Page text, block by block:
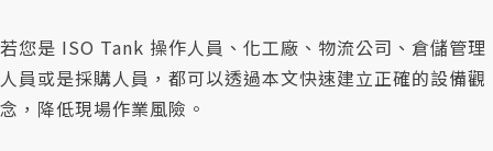
若您是 ISO Tank 操作人員、化工廠、物流公司、倉儲管理
人員或是採購人員，都可以透過本文快速建立正確的設備觀
念，降低現場作業風險。